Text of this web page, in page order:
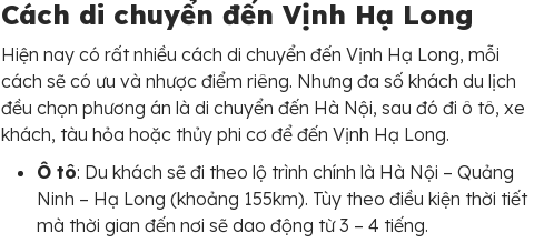
Cách di chuyển đến Vịnh Hạ Long
Hiện nay có rất nhiều cách di chuyển đến Vịnh Hạ Long, mỗi
cách sẽ có ưu và nhược điểm riêng. Nhưng đa số khách du lịch
đều chọn phương án là di chuyển đến Hà Nội, sau đó đi ô tô, xe
khách, tàu hỏa hoặc thủy phi cơ để đến Vịnh Hạ Long.
Ô tô: Du khách sẽ đi theo lộ trình chính là Hà Nội – Quảng
Ninh – Hạ Long (khoảng 155km). Tùy theo điều kiện thời tiết
mà thời gian đến nơi sẽ dao động từ 3 – 4 tiếng.